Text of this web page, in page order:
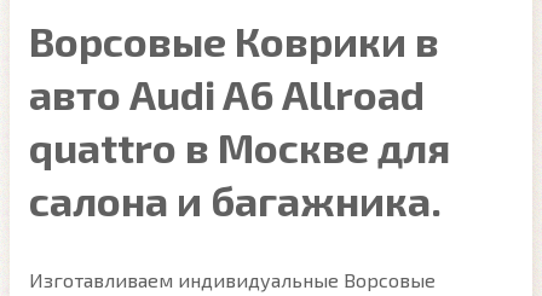
Ворсовые Коврики в
авто Audi A6 Allroad
quattro в Москве для
салона и багажника.
Изготавливаем индивидуальные Ворсовые